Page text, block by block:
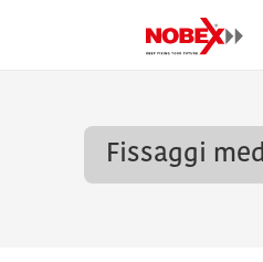
Fissaggi